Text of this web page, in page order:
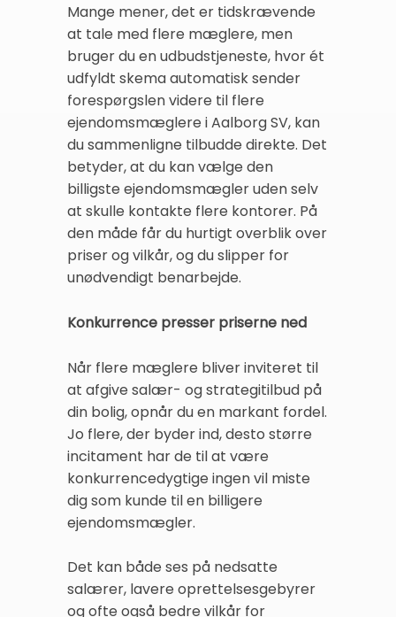
Mange mener, det er tidskrævende
at tale med flere mæglere, men
bruger du en udbudstjeneste, hvor ét
udfyldt skema automatisk sender
forespørgslen videre til flere
ejendomsmæglere i Aalborg SV, kan
du sammenligne tilbudde direkte. Det
betyder, at du kan vælge den
billigste ejendomsmægler uden selv
at skulle kontakte flere kontorer. På
den måde får du hurtigt overblik over
priser og vilkår, og du slipper for
unødvendigt benarbejde.
Konkurrence presser priserne ned
Når flere mæglere bliver inviteret til
at afgive salær- og strategitilbud på
din bolig, opnår du en markant fordel.
Jo flere, der byder ind, desto større
incitament har de til at være
konkurrencedygtige ingen vil miste
dig som kunde til en billigere
ejendomsmægler.
Det kan både ses på nedsatte
salærer, lavere oprettelsesgebyrer
og ofte også bedre vilkår for